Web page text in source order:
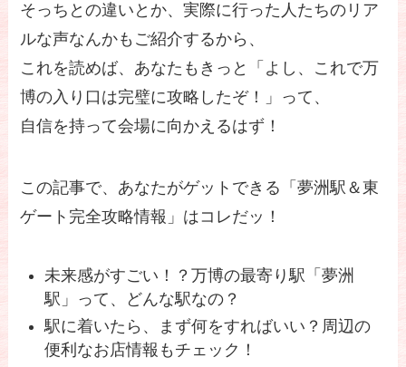
そっちとの違いとか、実際に行った人たちのリア
ルな声なんかもご紹介するから、
これを読めば、あなたもきっと「よし、これで万
博の入り口は完璧に攻略したぞ！」って、
自信を持って会場に向かえるはず！
この記事で、あなたがゲットできる「夢洲駅＆東
ゲート完全攻略情報」はコレだッ！
未来感がすごい！？万博の最寄り駅「夢洲
駅」って、どんな駅なの？
駅に着いたら、まず何をすればいい？周辺の
便利なお店情報もチェック！